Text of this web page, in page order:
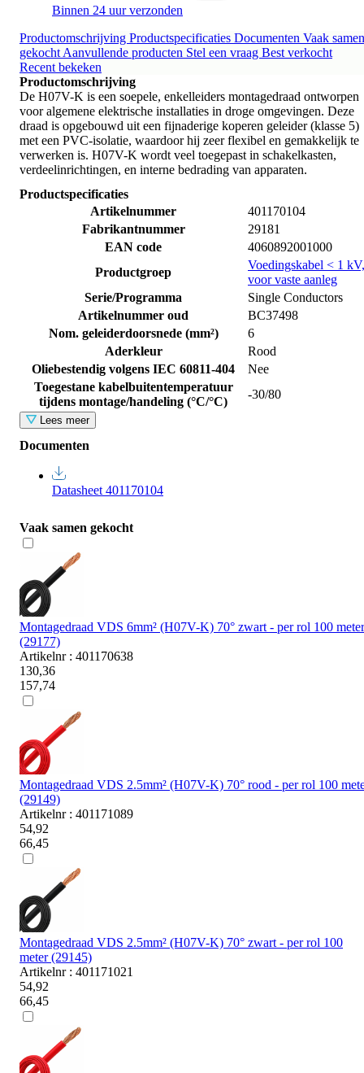
Binnen 24 uur verzonden
Productomschrijving Productspecificaties Documenten Vaak samen
gekocht Aanvullende producten Stel een vraag Best verkocht
Recent bekeken
Productomschrijving
De H07V-K is een soepele, enkelleiders montagedraad ontworpen
voor algemene elektrische installaties in droge omgevingen. Deze
draad is opgebouwd uit een fijnaderige koperen geleider (klasse 5)
met een PVC-isolatie, waardoor hij zeer flexibel en gemakkelijk te
verwerken is. H07V-K wordt veel toegepast in schakelkasten,
verdeelinrichtingen, en interne bedrading van apparaten.
Productspecificaties
Artikelnummer
401170104
Fabrikantnummer
29181
EAN code
4060892001000
Productgroep
Voedingskabel < 1 kV,
voor vaste aanleg
Serie/Programma
Single Conductors
Artikelnummer oud
BC37498
Nom. geleiderdoorsnede (mm²)
6
Aderkleur
Rood
Oliebestendig volgens IEC 60811-404
Nee
Toegestane kabelbuitentemperatuur
tijdens montage/handeling (°C/°C)
-30/80
Lees meer
Documenten
Datasheet 401170104
Vaak samen gekocht
Montagedraad VDS 6mm² (H07V-K) 70° zwart - per rol 100 meter
(29177)
Artikelnr : 401170638
130,36
157,74
Montagedraad VDS 2.5mm² (H07V-K) 70° rood - per rol 100
(29149)
Artikelnr : 401171089
54,92
66,45
Montagedraad VDS 2.5mm² (H07V-K) 70° zwart - per rol 100
meter (29145)
Artikelnr : 401171021
54,92
66,45